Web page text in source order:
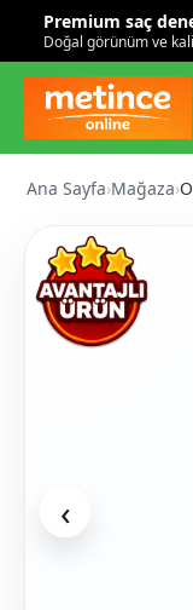
Premium saç
Doğal görünüm ve
Ana Sayfa›Mağaza›
‹